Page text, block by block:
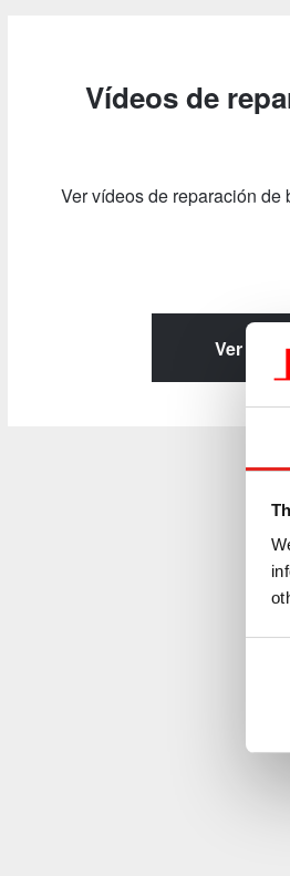
Vídeos de
Ver vídeos de reparación de
Ver